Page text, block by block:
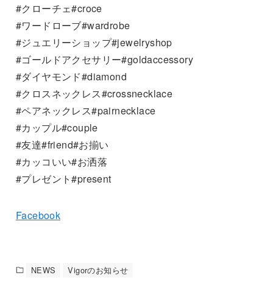
#クローチェ#croce
#ワードローブ#wardrobe
#ジュエリーショップ#jewelryshop
#ゴールドアクセサリー#goldaccessory
#ダイヤモンド#diamond
#クロスネックレス#crossnecklace
#ペアネックレス#pairnecklace
#カップル#couple
#友達#friend#お揃い
#カッコいい#お洒落
#プレゼント#present
Facebook
NEWS Vigorのお知らせ